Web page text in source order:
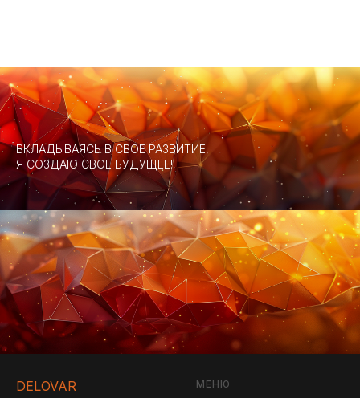
ВКЛАДЫВАЯСЬ В СВОЕ РАЗВИТИЕ,
Я СОЗДАЮ СВОЕ БУДУЩЕЕ!
DELOVAR
МЕНЮ